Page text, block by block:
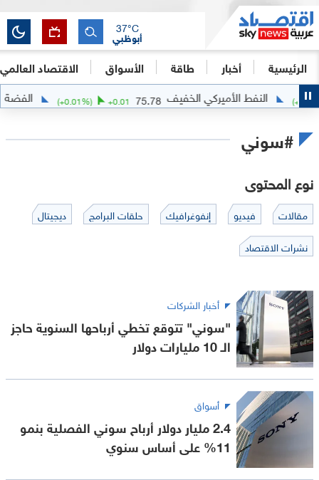
الرئيسية أخبار طاقة الأسواق الاقتصاد العالمي
أبوظبي
37°C
( النفط الأميركي الخفيف 75.78
+ 0.01
(+0.01%) الفضة
#سوني
نوع المحتوى
مقالات فيديو إنفوغرافيك حلقات البرامج
ديجيتال
نشرات الاقتصاد
أخبار الشركات
"سوني" تتوقع تخطي أرباحها السنوية حاجز
الـ 10 مليارات دولار
أسواق
2.4 مليار دولار أرباح سوني الفصلية بنمو
11% على أساس سنوي